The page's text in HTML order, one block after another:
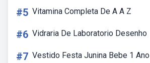
#5 Vitamina Completa De A A Z
#6 Vidraria De Laboratorio Desenho
#7 Vestido Festa Junina Bebe 1 Ano